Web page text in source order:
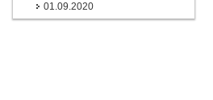
01.09.2020